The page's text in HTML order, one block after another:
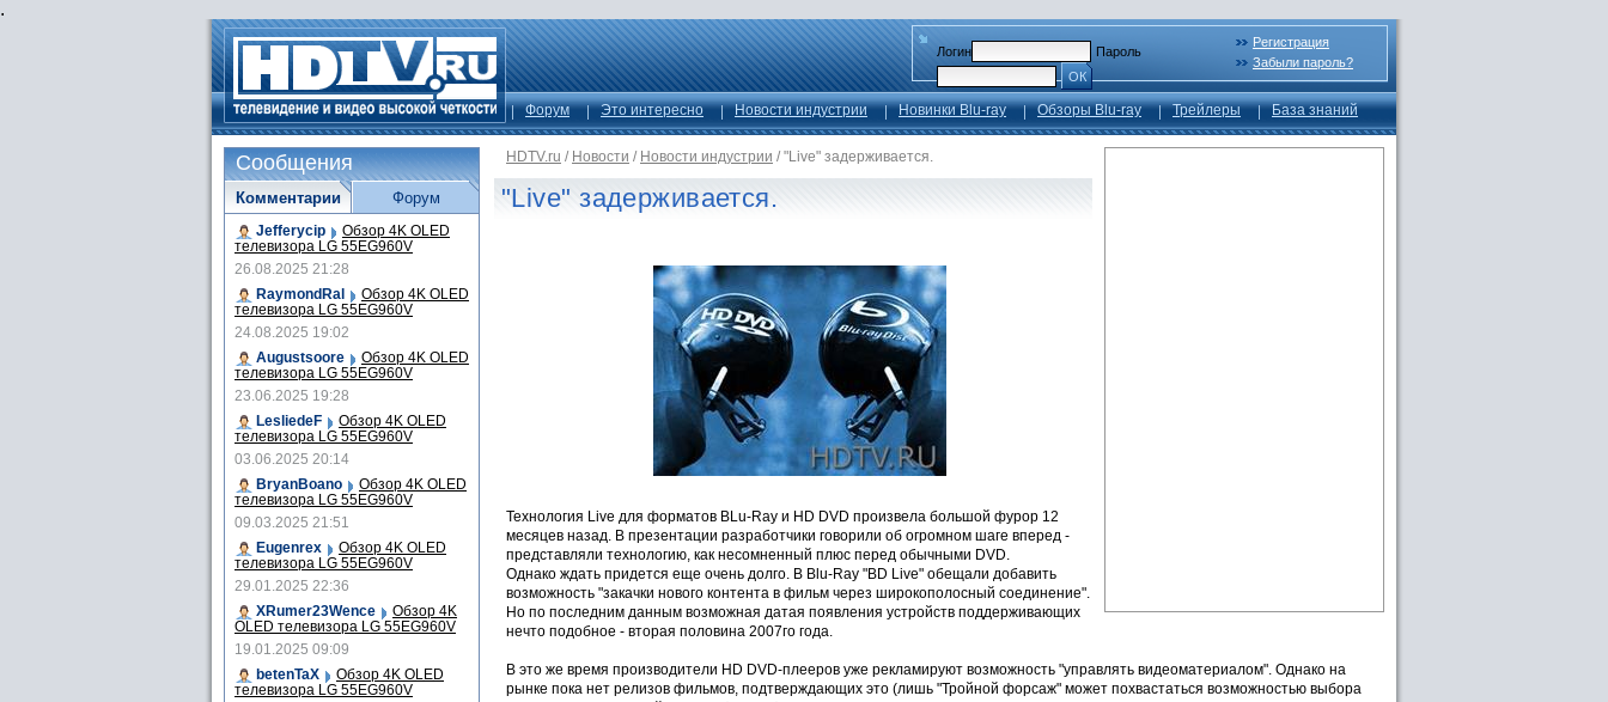
.
Логин
Пароль
ОК
Регистрация
Забыли пароль?
Форум Это интересно Новости индустрии Новинки Blu-ray Обзоры Blu-ray Трейлеры База знаний
HDTV.ru / Новости / Новости индустрии / "Live" задерживается.
"Live" задерживается.
Технология Live для форматов BLu-Ray и HD DVD произвела большой фурор 12
месяцев назад. В презентации разработчики говорили об огромном шаге вперед -
представляли технологию, как несомненный плюс перед обычными DVD.
Однако ждать придется еще очень долго. В Blu-Ray "BD Live" обещали добавить
возможность "закачки нового контента в фильм через широкополосный соединение".
Но по последним данным возможная датая появления устройств поддерживающих
нечто подобное - вторая половина 2007го года.
В это же время производители HD DVD-плееров уже рекламируют возможность "управлять видеоматериалом". Однако на
рынке пока нет релизов фильмов, подтверждающих это (лишь "Тройной форсаж" может похвастаться возможностью выбора
Сообщения
Комментарии
Jefferycip Обзор 4K OLED
телевизора LG 55EG960V
26.08.2025 21:28
RaymondRal
Обзор 4K OLED
телевизора LG 55EG960V
24.08.2025 19:02
Augustsoore
Обзор 4K OLED
телевизора LG 55EG960V
23.06.2025 19:28
LesliedeF
Обзор 4K OLED
телевизора LG 55EG960V
03.06.2025 20:14
BryanBoano
Обзор 4K OLED
телевизора LG 55EG960V
09.03.2025 21:51
Eugenrex
Обзор 4K OLED
телевизора LG 55EG960V
29.01.2025 22:36
XRumer23Wence
Обзор 4K
OLED телевизора LG 55EG960V
19.01.2025 09:09
betenTaX
Обзор 4K OLED
телевизора LG 55EG960V
Форум